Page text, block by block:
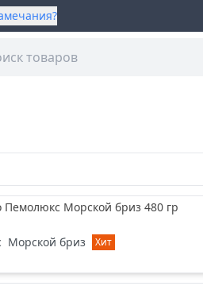
Пемолюкс Морской бриз 480 гр
Морской бриз
Хит